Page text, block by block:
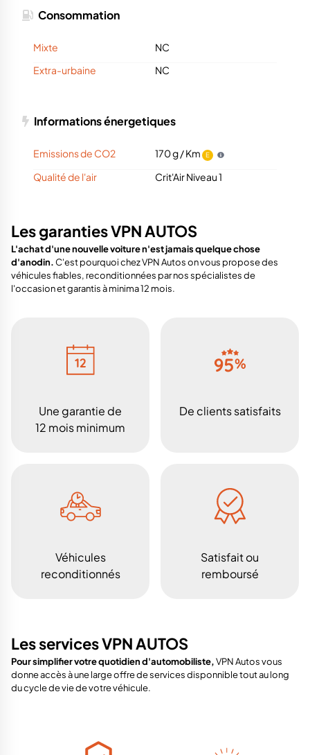
Consommation
Mixte
NC
Extra-urbaine
NC
Informations énergetiques
Emissions de CO2 170 g / Km E
Qualité de l'air Crit'Air Niveau 1
Les garanties VPN AUTOS
L'achat d'une nouvelle voiture n'est jamais quelque chose
d'anodin.C'est pourquoi chez VPN Autos on vous propose des
véhicules fiables, reconditionnées par nos spécialistes de
l'occasion et garantis à minima 12 mois.
Une garantie de
12 mois minimum
De clients satisfaits
Véhicules
reconditionnés
Satisfait ou
remboursé
Les services VPN AUTOS
Pour simplifier votre quotidien d'automobiliste,VPN Autos vous
donne accès à une large offre de services disponnible tout au long
du cycle de vie de votre véhicule.